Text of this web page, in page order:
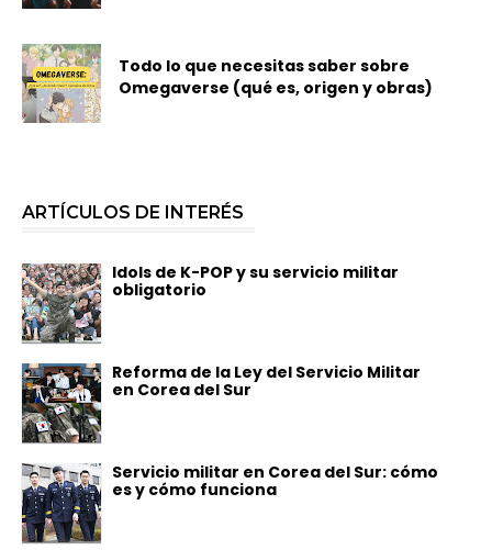
Todo lo que necesitas saber sobre
Omegaverse (qué es, origen y obras)
ARTÍCULOS DE INTERÉS
Idols de K-POP y su servicio militar
obligatorio
Reforma de la Ley del Servicio Militar
en Corea del Sur
Servicio militar en Corea del Sur: cómo
es y cómo funciona